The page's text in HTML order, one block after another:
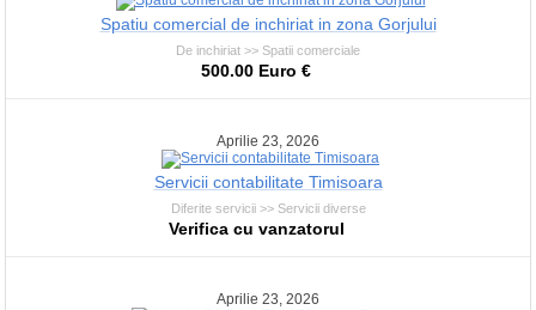
Spatiu comercial de inchiriat in zona Gorjului
De inchiriat >> Spatii comerciale
500.00 Euro €
Aprilie 23, 2026
Servicii contabilitate Timisoara
Diferite servicii >> Servicii diverse
Verifica cu vanzatorul
Aprilie 23, 2026